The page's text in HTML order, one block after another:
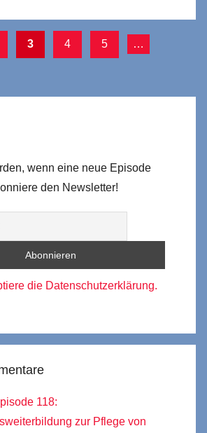
3 4 5 …
wenn eine neue Episode
den Newsletter!
die Datenschutzerklärung.
118:
zur Pflege von